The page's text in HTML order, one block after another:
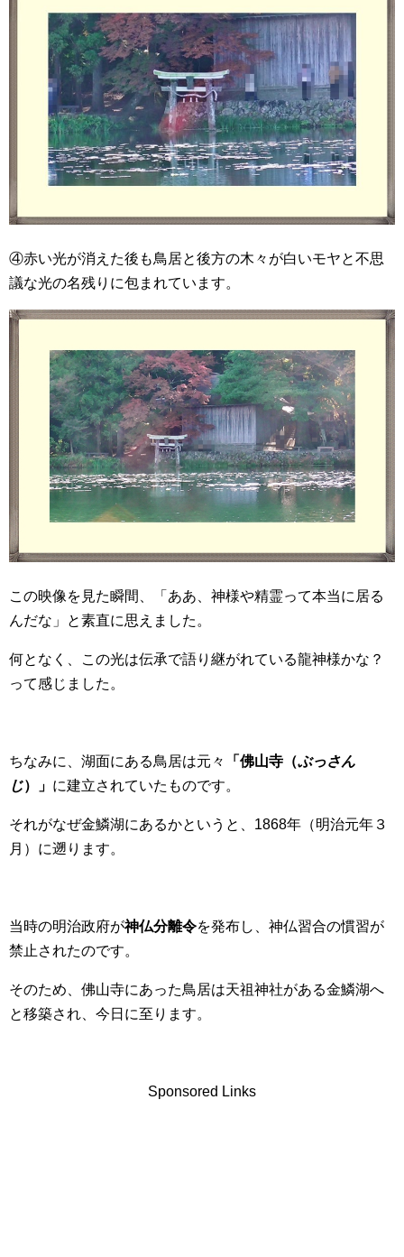
④赤い光が消えた後も鳥居と後方の木々が白いモヤと不思
議な光の名残りに包まれています。
この映像を見た瞬間、「ああ、神様や精霊って本当に居る
んだな」と素直に思えました。
何となく、この光は伝承で語り継がれている龍神様かな？
って感じました。
ちなみに、湖面にある鳥居は元々 「佛山寺（ぶっさん
じ）」 に建立されていたものです。
それがなぜ金鱗湖にあるかというと、1868年（明治元年３
月）に遡ります。
当時の明治政府が神仏分離令を発布し、神仏習合の慣習が
禁止されたのです。
そのため、佛山寺にあった鳥居は天祖神社がある金鱗湖へ
と移築され、今日に至ります。
Sponsored Links